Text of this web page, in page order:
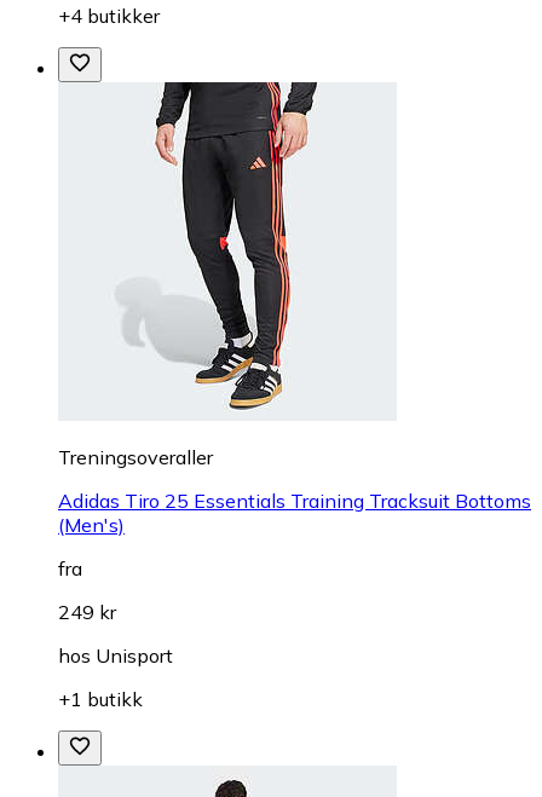
+4 butikker
Treningsoveraller
Adidas Tiro 25 Essentials Training Tracksuit Bottoms
(Men's)
fra
249 kr
hos Unisport
+1 butikk